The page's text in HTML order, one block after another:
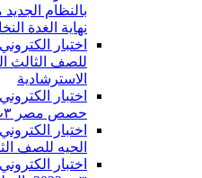
بالنظام
نهاية الغدة
اختبار
الاسترشادية
اختبار
حصص مصر ٣ث 2023
اختبار
الحيه للصف
اختبار